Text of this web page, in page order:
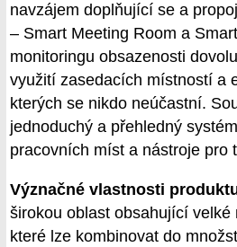
navzájem doplňující se a
– Smart Meeting Room a
monitoringu obsazenosti
využití zasedacích místností a
kterých se nikdo neúčastní.
jednoduchý a přehledný
pracovních míst a nástroje pro
Význačné vlastnosti
širokou oblast obsahující velké
které lze kombinovat do